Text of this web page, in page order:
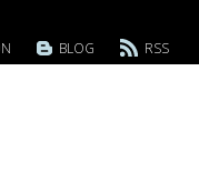
BLOG RSS